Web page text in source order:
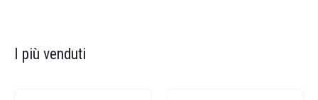
I più venduti